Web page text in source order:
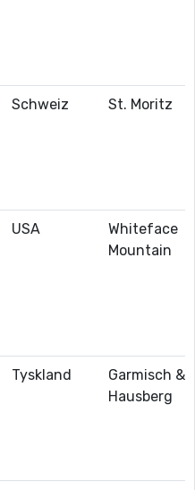
Schweiz St. Moritz
USA
Whiteface
Mountain
Tyskland
Garmisch &
Hausberg